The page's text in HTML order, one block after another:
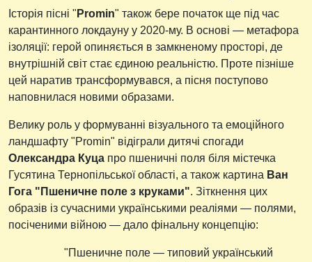
Історія пісні " Promin" також бере початок ще під час
карантинного локдауну у 2020-му. В основі — метафора
ізоляції: герой опиняється в замкненому просторі, де
внутрішній світ стає єдиною реальністю. Проте пізніше
цей наратив трансформувався, а пісня поступово
наповнилася новими образами.
Велику роль у формуванні візуального та емоційного
ландшафту "Promin" відіграли дитячі спогади
Олександра Куца про пшеничні поля біля містечка
Гусятина Тернопільської області, а також картина Ван
Гога "Пшеничне поле з круками". Зіткнення цих
образів із сучасними українськими реаліями — полями,
посіченими війною — дало фінальну концепцію:
"Пшеничне поле — типовий український